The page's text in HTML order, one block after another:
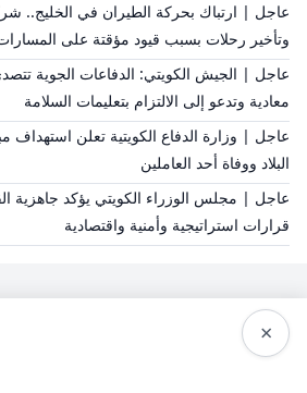
عاجل | ارتباك بحركة الطيران في الخليج..
وتأخير رحلات بسبب قيود مؤقتة على
عاجل | الجيش الكويتي: الدفاعات الجوية
معادية وتدعو إلى الالتزام بتعليمات السلامة
عاجل | وزارة الدفاع الكويتية تعلن
البلاد ووفاة أحد العاملين
عاجل | مجلس الوزراء الكويتي يؤكد جاهزية
قرارات استراتيجية وأمنية واقتصادية
×